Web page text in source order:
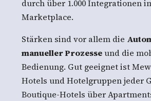
durch über 1.000 Integrationen
Marketplace.
Stärken sind vor allem die
manueller Prozesseund die
Bedienung. Gut geeignet ist
Hotels und Hotelgruppen jeder
Boutique-Hotels über